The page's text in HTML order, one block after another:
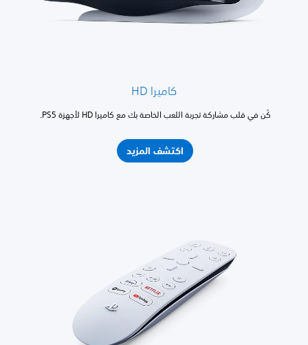
كاميرا HD
كُن في قلب مشاركة تجربة اللعب الخاصة بك مع كاميرا HD لأجهزة PS5.
اكتشف المزيد